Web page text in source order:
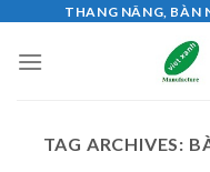
content
THANG NÂNG, BÀN
TAG ARCHIVES: